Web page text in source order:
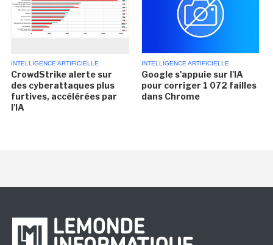
INTELLIGENCE ARTIFICIELLE
CrowdStrike alerte sur
des cyberattaques plus
furtives, accélérées par
l'IA
INTELLIGENCE ARTIFICIELLE
Google s'appuie sur l'IA
pour corriger 1 072 failles
dans Chrome